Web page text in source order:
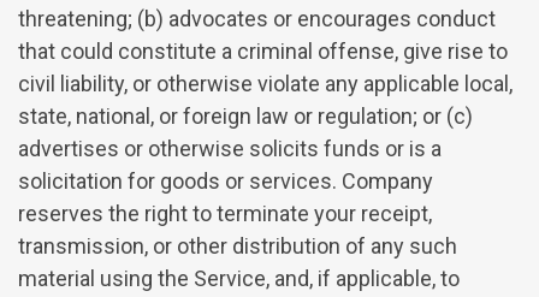
threatening; (b) advocates or encourages conduct
that could constitute a criminal offense, give rise to
civil liability, or otherwise violate any applicable local,
state, national, or foreign law or regulation; or (c)
advertises or otherwise solicits funds or is a
solicitation for goods or services. Company
reserves the right to terminate your receipt,
transmission, or other distribution of any such
material using the Service, and, if applicable, to